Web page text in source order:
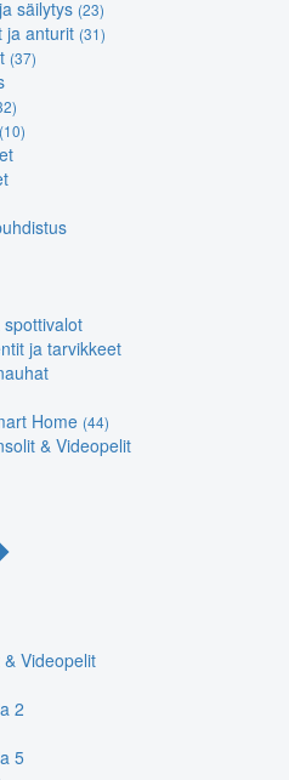
säilytys (23)
ja anturit (31)
(37)
(10)
ja tarvikkeet
Home (44)
& Videopelit
Videopelit
2
5